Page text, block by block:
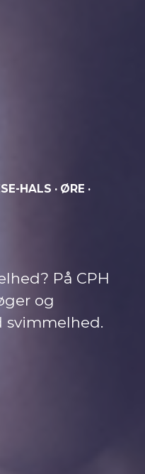
HALS · ØRE ·
På CPH
og
svimmelhed.